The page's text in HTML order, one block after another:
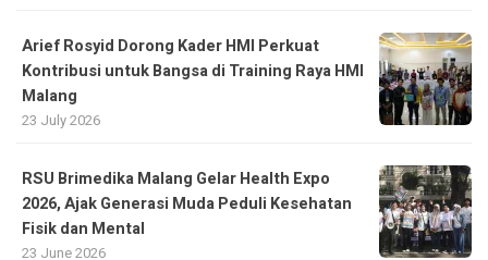
Arief Rosyid Dorong Kader HMI Perkuat
Kontribusi untuk Bangsa di Training Raya HMI
Malang
23 July 2026
RSU Brimedika Malang Gelar Health Expo
2026, Ajak Generasi Muda Peduli Kesehatan
Fisik dan Mental
23 June 2026